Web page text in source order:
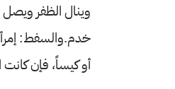
وينال الظفر ويصل
خدم.والسفط:
أو كيساً، فإن كانت